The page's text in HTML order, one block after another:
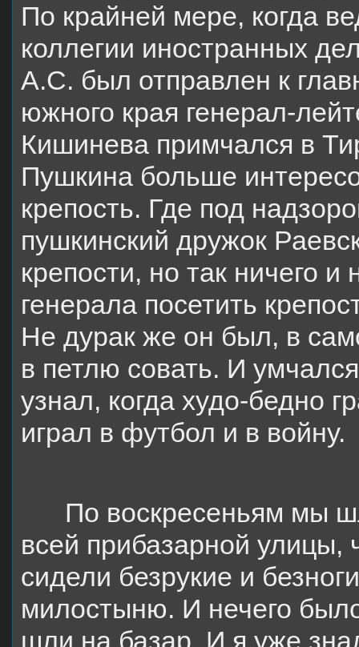
По крайней мере, когда
коллегии иностранных
А.С. был отправлен к
южного края генерал-
Кишинева примчался в
Пушкина больше
крепость. Где под
пушкинский дружок
крепости, но так ничего
генерала посетить
Не дурак же он был, в
в петлю совать. И
узнал, когда худо-бедно
играл в футбол и в войну.
По воскресеньям мы
всей прибазарной улицы,
сидели безрукие и
милостыню. И нечего
шли на базар. И я уже